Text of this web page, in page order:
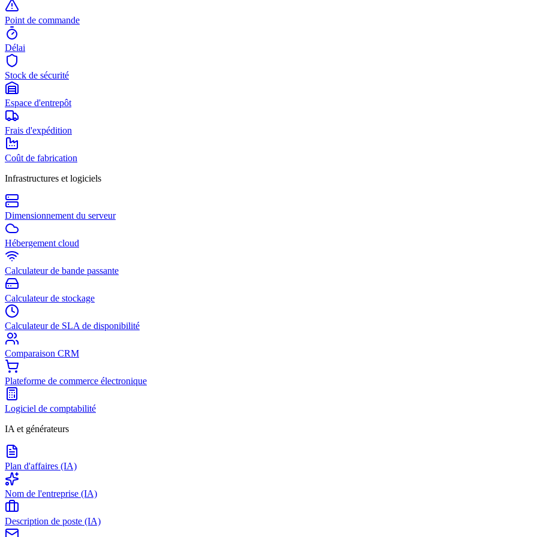
Point de commande
Délai
Stock de sécurité
Espace d'entrepôt
Frais d'expédition
Coût de fabrication
Infrastructures et logiciels
Dimensionnement du serveur
Hébergement cloud
Calculateur de bande passante
Calculateur de stockage
Calculateur de SLA de disponibilité
Comparaison CRM
Plateforme de commerce électronique
Logiciel de comptabilité
IA et générateurs
Plan d'affaires (IA)
Nom de l'entreprise (IA)
Description de poste (IA)